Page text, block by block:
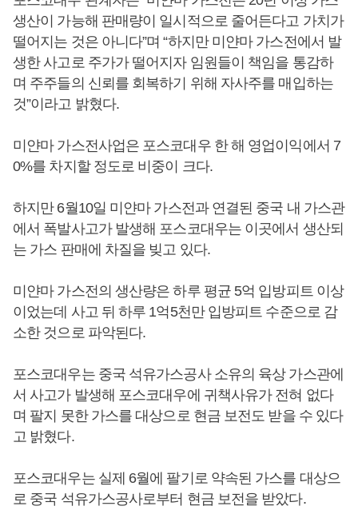
생산이 가능해 판매량이 일시적으로 줄어든다고 가치가
떨어지는 것은 아니다”며 “하지만 미얀마 가스전에서 발
생한 사고로 주가가 떨어지자 임원들이 책임을 통감하
며 주주들의 신뢰를 회복하기 위해 자사주를 매입하는
것”이라고 밝혔다.
미얀마 가스전사업은 포스코대우 한 해 영업이익에서 7
0%를 차지할 정도로 비중이 크다.
하지만 6월10일 미얀마 가스전과 연결된 중국 내 가스관
에서 폭발사고가 발생해 포스코대우는 이곳에서 생산되
는 가스 판매에 차질을 빚고 있다.
미얀마 가스전의 생산량은 하루 평균 5억 입방피트 이상
이었는데 사고 뒤 하루 1억5천만 입방피트 수준으로 감
소한 것으로 파악된다.
포스코대우는 중국 석유가스공사 소유의 육상 가스관에
서 사고가 발생해 포스코대우에 귀책사유가 전혀 없다
며 팔지 못한 가스를 대상으로 현금 보전도 받을 수 있다
고 밝혔다.
포스코대우는 실제 6월에 팔기로 약속된 가스를 대상으
로 중국 석유가스공사로부터 현금 보전을 받았다.